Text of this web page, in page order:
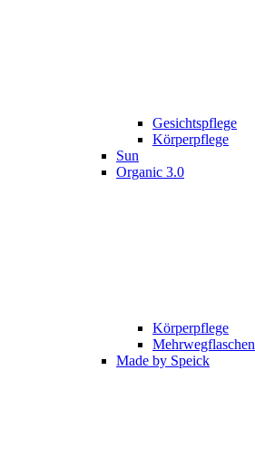
Gesichtspflege
Körperpflege
Sun
Organic 3.0
Körperpflege
Mehrwegflaschen
Made by Speick